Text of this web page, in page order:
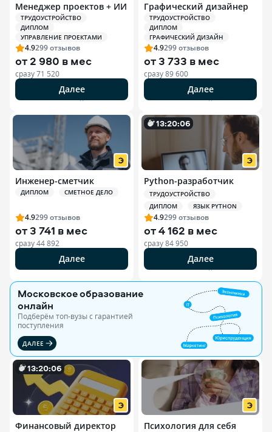
Менеджер проектов + ИИ
ТРУДОУСТРОЙСТВО
ДИПЛОМ
УПРАВЛЕНИЕ ПРОЕКТАМИ
4.9299отзывов
от2 980 в мес
сразу71 520
Далее
Графический дизайнер
ТРУДОУСТРОЙСТВО
ДИПЛОМ
ГРАФИЧЕСКИЙ ДИЗАЙН
4.9299отзывов
от3 733 в мес
сразу89 600
Далее
Инженер-сметчик
ДИПЛОМ СМЕТНОЕ ДЕЛО
4.9299отзывов
от3 741 в мес
сразу44 892
Далее
13:20:04
Python-разработчик
ТРУДОУСТРОЙСТВО
ДИПЛОМ
ЯЗЫК PYTHON
4.9299отзывов
от4 162 в мес
сразу84 950
Далее
Московское образование
онлайн
Подберём топ-вузы c гарантией
поступления
ДАЛЕЕ
13:20:04
Финансовый директор Психология для себя